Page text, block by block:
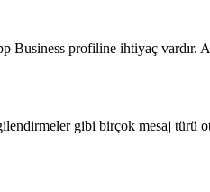
Business profiline ihtiyaç vardır.
gibi birçok mesaj türü